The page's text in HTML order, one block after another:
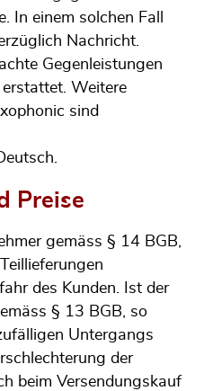
In einem solchen Fall
Nachricht.
Gegenleistungen
Weitere
sind
Preise
gemäss § 14 BGB,
des Kunden. Ist der
§ 13 BGB, so
Untergangs
der
beim Versendungskauf